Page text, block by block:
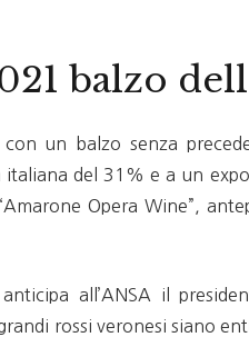
balzo
un balzo senza
del 31% e a un
Opera Wine”,
all’ANSA il
rossi veronesi siano